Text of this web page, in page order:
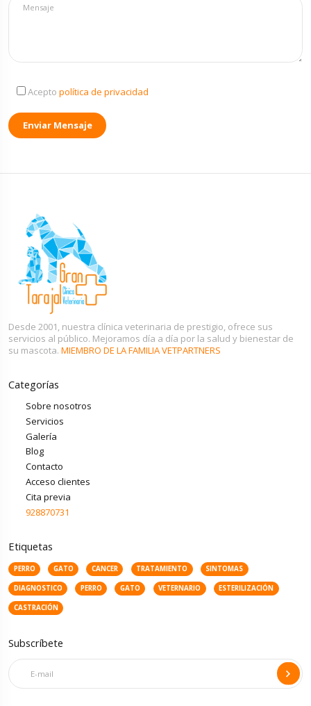
Aceptopolítica de privacidad
Enviar Mensaje
Desde 2001, nuestra clínica veterinaria de prestigio, ofrece sus
servicios al público. Mejoramos día a día por la salud y bienestar de
su mascota.MIEMBRO DE LA FAMILIA VETPARTNERS
Categorías
Sobre nosotros
Servicios
Galería
Blog
Contacto
Acceso clientes
Cita previa
928870731
Etiquetas
PERRO GATO CANCER TRATAMIENTO SINTOMAS
DIAGNOSTICO PERRO GATO VETERNARIO ESTERILIZACIÓN
CASTRACIÓN
Subscríbete